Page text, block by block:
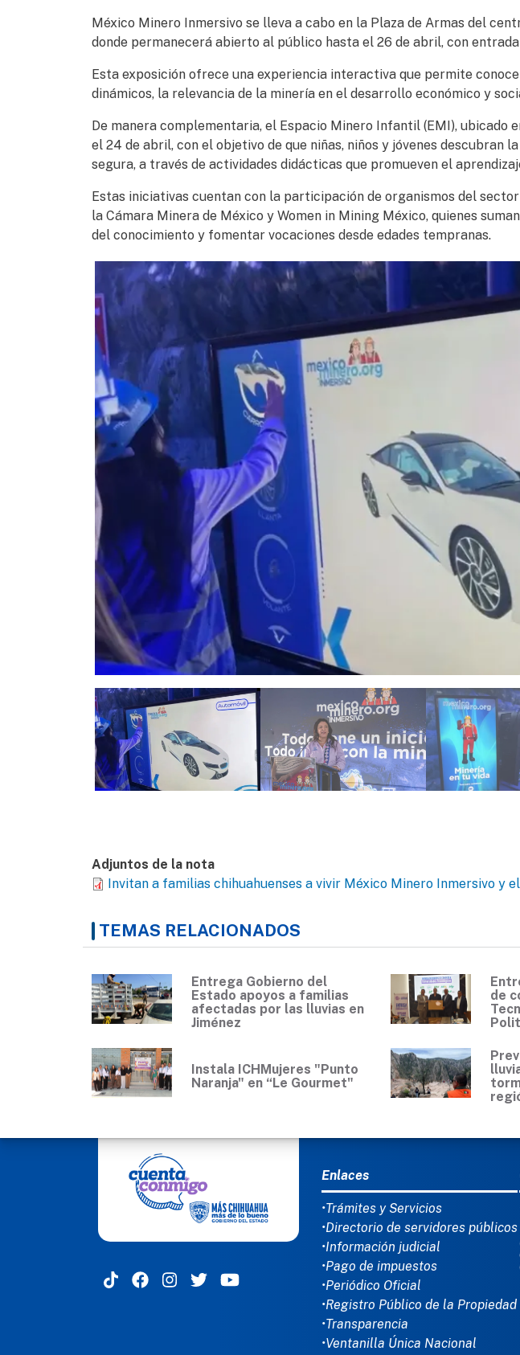
México Minero Inmersivo se lleva a cabo en la Plaza de Armas del
donde permanecerá abierto al público hasta el 26 de abril, con
Esta exposición ofrece una experiencia interactiva que permite
dinámicos, la relevancia de la minería en el desarrollo económico y
De manera complementaria, el Espacio Minero Infantil (EMI), ubicado
el 24 de abril, con el objetivo de que niñas, niños y jóvenes descubran
segura, a través de actividades didácticas que promueven el
Estas iniciativas cuentan con la participación de organismos del
la Cámara Minera de México y Women in Mining México, quienes
del conocimiento y fomentar vocaciones desde edades tempranas.
Adjuntos de la nota
Invitan a familias chihuahuenses a vivir México Minero Inmersivo y
TEMAS RELACIONADOS
Entrega Gobierno del
Estado apoyos a familias
afectadas por las lluvias en
Jiménez
de
Instala ICHMujeres "Punto
Naranja" en “Le Gourmet"
MENÚ DEL PIE
Enlaces
•Trámites y Servicios
•Directorio de servidores públicos
•Información judicial
•Pago de impuestos
•Periódico Oficial
•Registro Público de la Propiedad
•Transparencia
•Ventanilla Única Nacional